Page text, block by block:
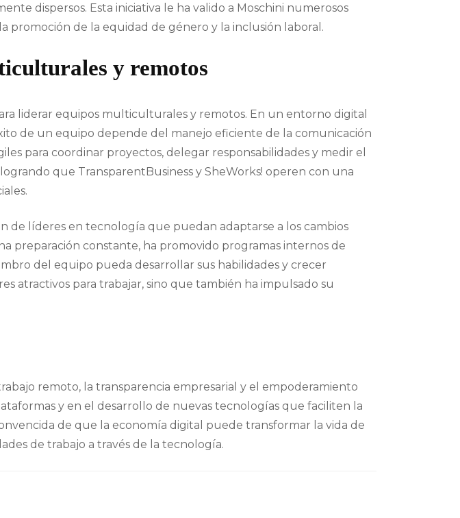
dispersos. Esta iniciativa le ha valido a Moschini numerosos
promoción de la equidad de género y la inclusión laboral.
y remotos
liderar equipos multiculturales y remotos. En un entorno digital
de un equipo depende del manejo eficiente de la comunicación
para coordinar proyectos, delegar responsabilidades y medir el
que TransparentBusiness y SheWorks! operen con una
de líderes en tecnología que puedan adaptarse a los cambios
preparación constante, ha promovido programas internos de
del equipo pueda desarrollar sus habilidades y crecer
atractivos para trabajar, sino que también ha impulsado su
remoto, la transparencia empresarial y el empoderamiento
y en el desarrollo de nuevas tecnologías que faciliten la
de que la economía digital puede transformar la vida de
de trabajo a través de la tecnología.